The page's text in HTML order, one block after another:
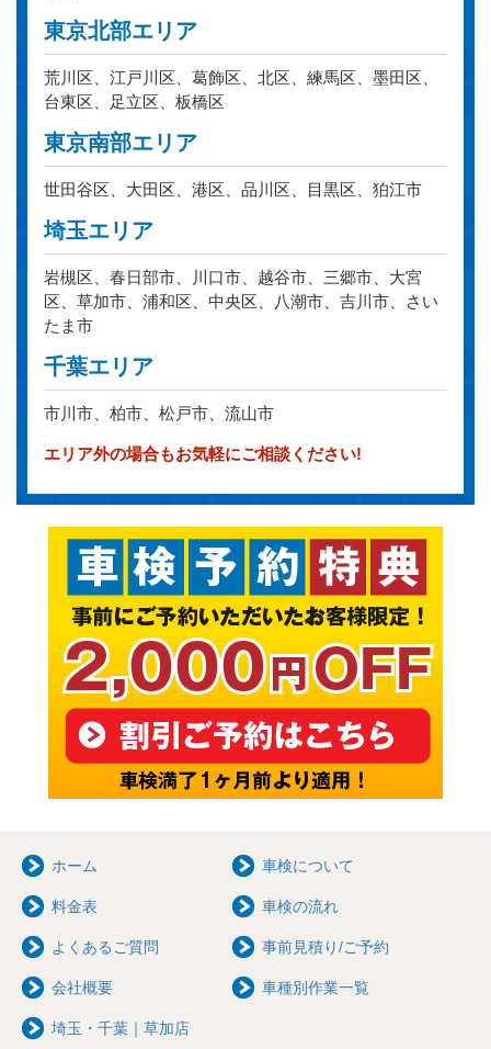
東京北部エリア
荒川区、江戸川区、葛飾区、北区、練馬区、墨田区、
台東区、足立区、板橋区
東京南部エリア
世田谷区、大田区、港区、品川区、目黒区、狛江市
埼玉エリア
岩槻区、春日部市、川口市、越谷市、三郷市、大宮
区、草加市、浦和区、中央区、八潮市、吉川市、さい
たま市
千葉エリア
市川市、柏市、松戸市、流山市
エリア外の場合もお気軽にご相談ください!
ホーム 車検について
料金表 車検の流れ
よくあるご質問 事前見積り/ご予約
会社概要 車種別作業一覧
埼玉・千葉｜草加店